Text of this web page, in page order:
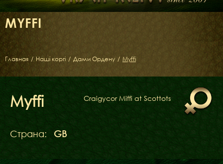
MYFFI
Главная / Наші коргі / Дами Ордену / Myffi
Myffi Craigycor Miffi at Scottots
Страна: GB
ДАМИ ОРДЕНУ
КАВАЛЕРИ ОРДЕНУ
ДИТЯЧА КІМНАТА
БІБЛІОТЕКА
МІФИ
БЛОГ